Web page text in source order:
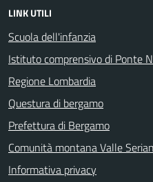
LINK UTILI
Scuola dell'infanzia
Istituto comprensivo di Ponte
Regione Lombardia
Questura di bergamo
Prefettura di Bergamo
Comunità montana Valle
Informativa privacy